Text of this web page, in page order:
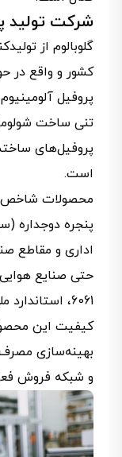
شرکت تولید
گلوبالوم از
کشور و واقع در
تنی ساخت
پروفیل‌های
است.
محصولات
اداری و مقاطع
6061،
کیفیت این
بهینه‌سازی مصرف
و شبکه فروش